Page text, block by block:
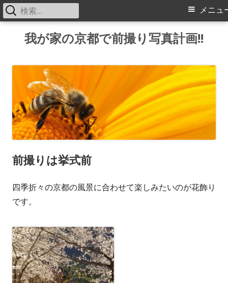
我が家の京都で前撮り写真計画!!
メ
メニュ
検
索:
前撮りは挙式前
四季折々の京都の風景に合わせて楽しみたいのが花飾り
です。